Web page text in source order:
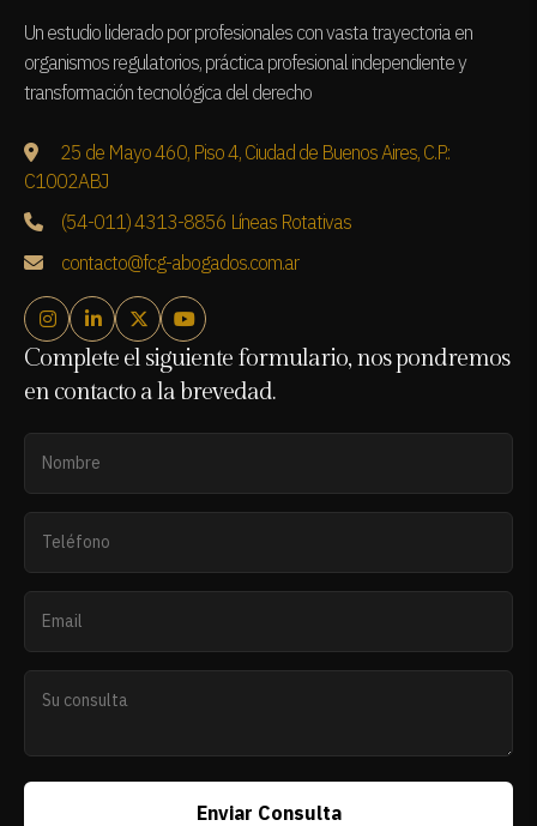
Un estudio liderado por profesionales con vasta trayectoria en
organismos regulatorios, práctica profesional independiente y
transformación tecnológica del derecho
25 de Mayo 460, Piso 4, Ciudad de Buenos Aires, C.P.:
C1002ABJ
(54-011) 4313-8856 Líneas Rotativas
contacto@fcg-abogados.com.ar
Complete el siguiente formulario, nos pondremos
en contacto a la brevedad.
Enviar Consulta